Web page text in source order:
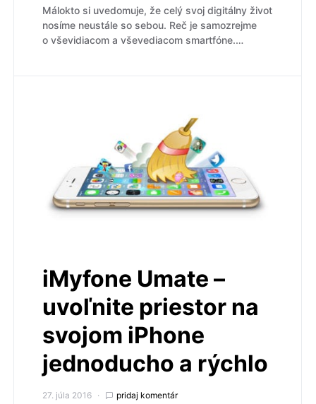
Málokto si uvedomuje, že celý svoj digitálny život
nosíme neustále so sebou. Reč je samozrejme
o vševidiacom a vševediacom smartfóne.…
iMyfone Umate –
uvoľnite priestor na
svojom iPhone
jednoducho a rýchlo
27. júla 2016 pridaj komentár